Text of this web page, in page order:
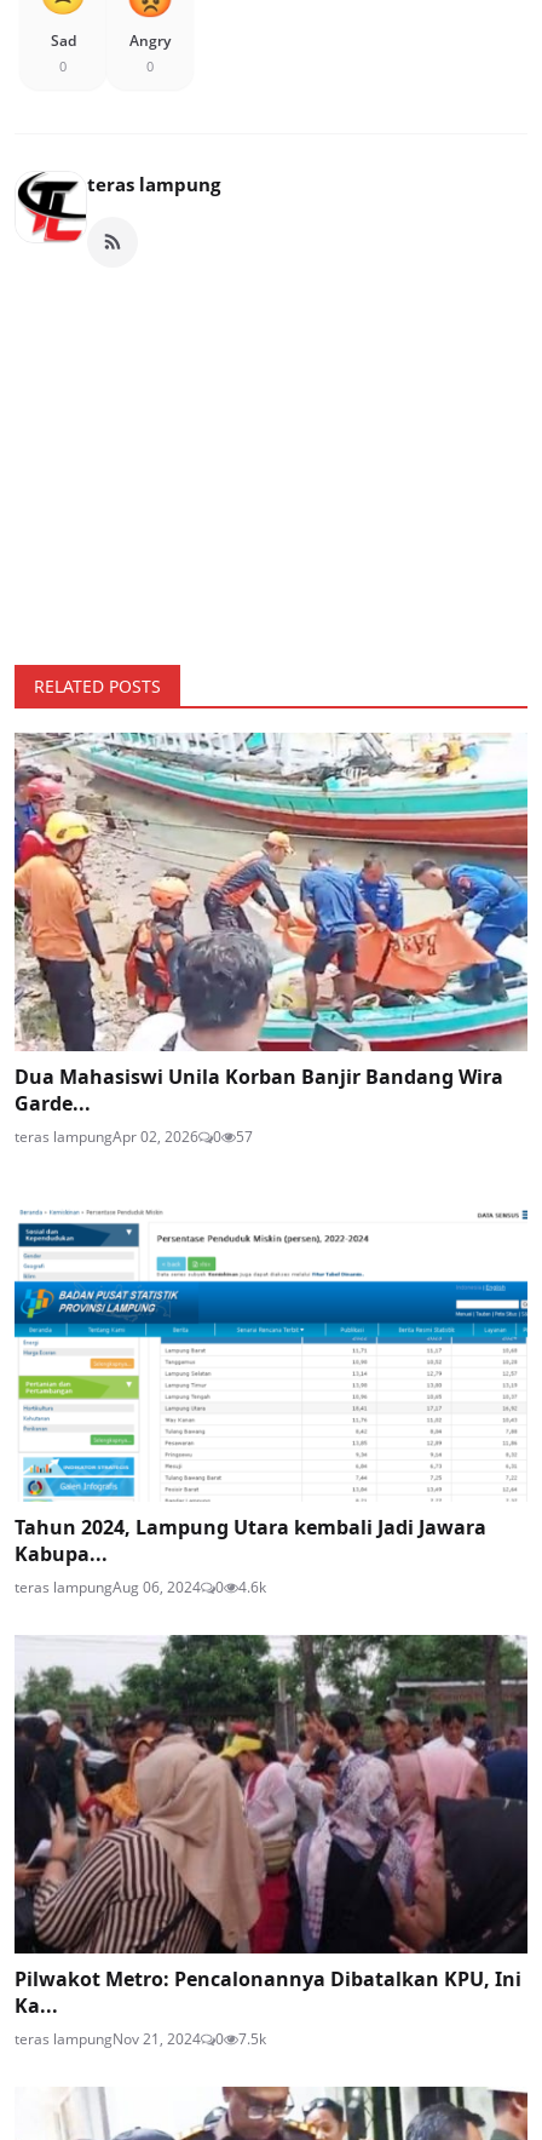
Sad
0
Angry
0
teras lampung
RELATED POSTS
Dua Mahasiswi Unila Korban Banjir Bandang Wira
Garde...
teras lampungApr 02, 2026 0 57
Tahun 2024, Lampung Utara kembali Jadi Jawara
Kabupa...
teras lampungAug 06, 2024 0 4.6k
Pilwakot Metro: Pencalonannya Dibatalkan KPU, Ini
Ka...
teras lampungNov 21, 2024 0 7.5k